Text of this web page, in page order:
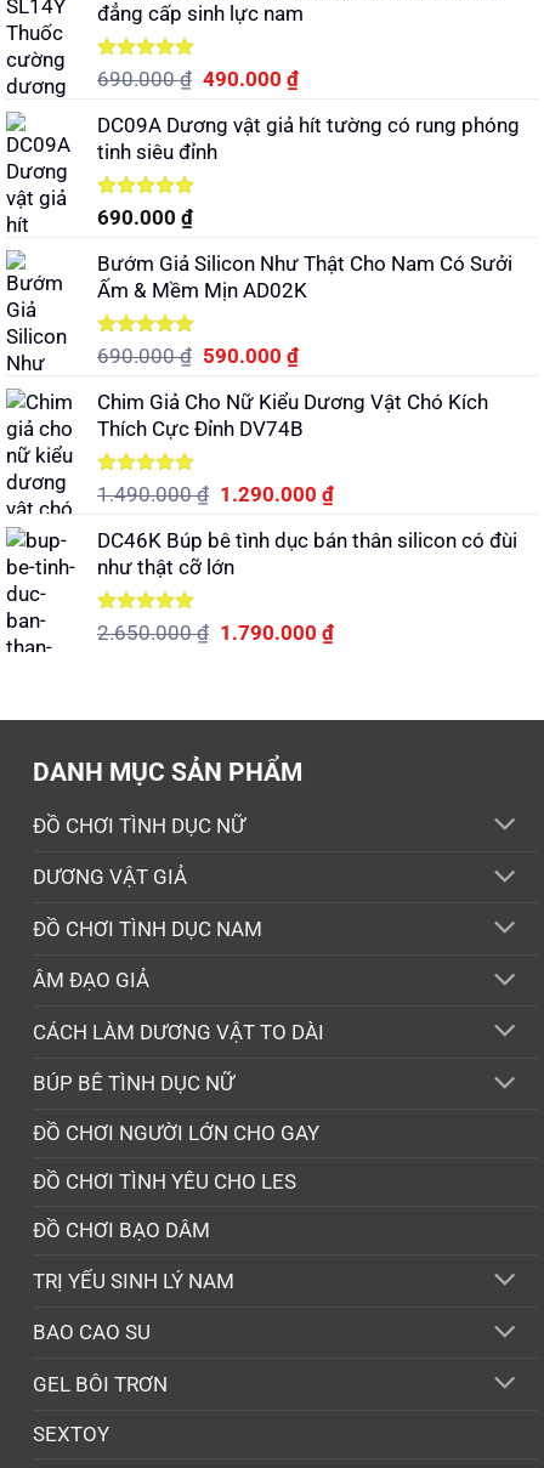
đẳng cấp sinh lực nam
Được xếp
5 sao
690.000₫ Giá
là:
690.000 ₫.
490.000₫Giá
tại
DC09A Dương vật giả hít tường có rung phóng
tinh siêu đỉnh
Được xếp
5 sao
690.000 ₫
Bướm Giả Silicon Như Thật Cho Nam Có Sưởi
Ấm & Mềm Mịn AD02K
Được xếp
5 sao
690.000₫ Giá
là:
690.000 ₫.
590.000₫Giá
tại
là:
Chim Giả Cho Nữ Kiểu Dương Vật Chó Kích
Thích Cực Đỉnh DV74B
Được xếp
5 sao
1.490.000₫ Giá
là:
1.490.000 ₫.
1.290.000₫Giá
tại
DC46K Búp bê tình dục bán thân silicon có đùi
như thật cỡ lớn
Được xếp
2.650.000₫ Giá
1.790.000₫Giá
DANH MỤC SẢN PHẨM
ĐỒ CHƠI TÌNH DỤC NỮ
DƯƠNG VẬT GIẢ
ĐỒ CHƠI TÌNH DỤC NAM
ÂM ĐẠO GIẢ
CÁCH LÀM DƯƠNG VẬT TO DÀI
BÚP BÊ TÌNH DỤC NỮ
ĐỒ CHƠI NGƯỜI LỚN CHO GAY
ĐỒ CHƠI TÌNH YÊU CHO LES
ĐỒ CHƠI BẠO DÂM
TRỊ YẾU SINH LÝ NAM
BAO CAO SU
GEL BÔI TRƠN
SEXTOY